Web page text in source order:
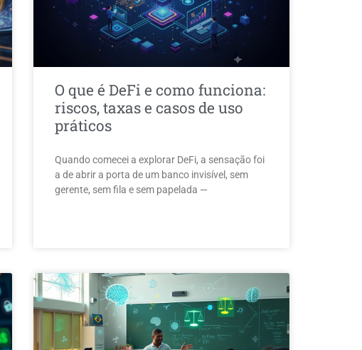
O que é DeFi e como funciona:
riscos, taxas e casos de uso
práticos
Quando comecei a explorar DeFi, a sensação foi
a de abrir a porta de um banco invisível, sem
gerente, sem fila e sem papelada —